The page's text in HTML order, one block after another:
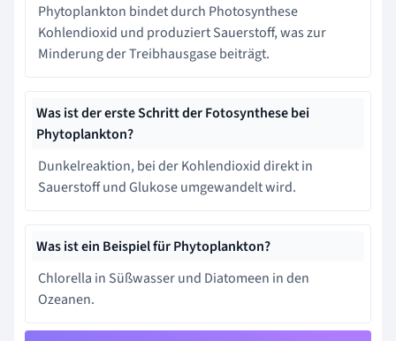
Phytoplankton bindet durch Photosynthese
Kohlendioxid und produziert Sauerstoff, was zur
Minderung der Treibhausgase beiträgt.
Was ist der erste Schritt der Fotosynthese bei
Phytoplankton?
Dunkelreaktion, bei der Kohlendioxid direkt in
Sauerstoff und Glukose umgewandelt wird.
Was ist ein Beispiel für Phytoplankton?
Chlorella in Süßwasser und Diatomeen in den
Ozeanen.